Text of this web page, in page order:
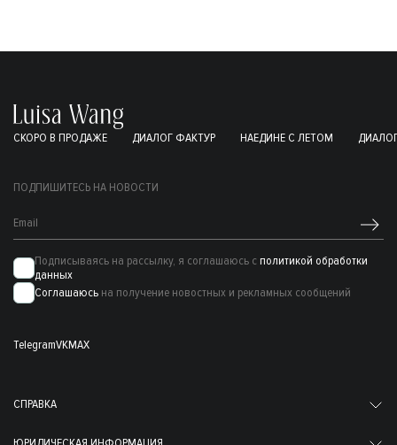
СКОРО В ПРОДАЖЕ ДИАЛОГ ФАКТУР НАЕДИНЕ С ЛЕТОМ
ПОДПИШИТЕСЬ НА НОВОСТИ
Подписываясь на рассылку, я соглашаюсь с политикой обработки
данных
Соглашаюсь на получение новостных и рекламных сообщений
TelegramVKMAX
СПРАВКА